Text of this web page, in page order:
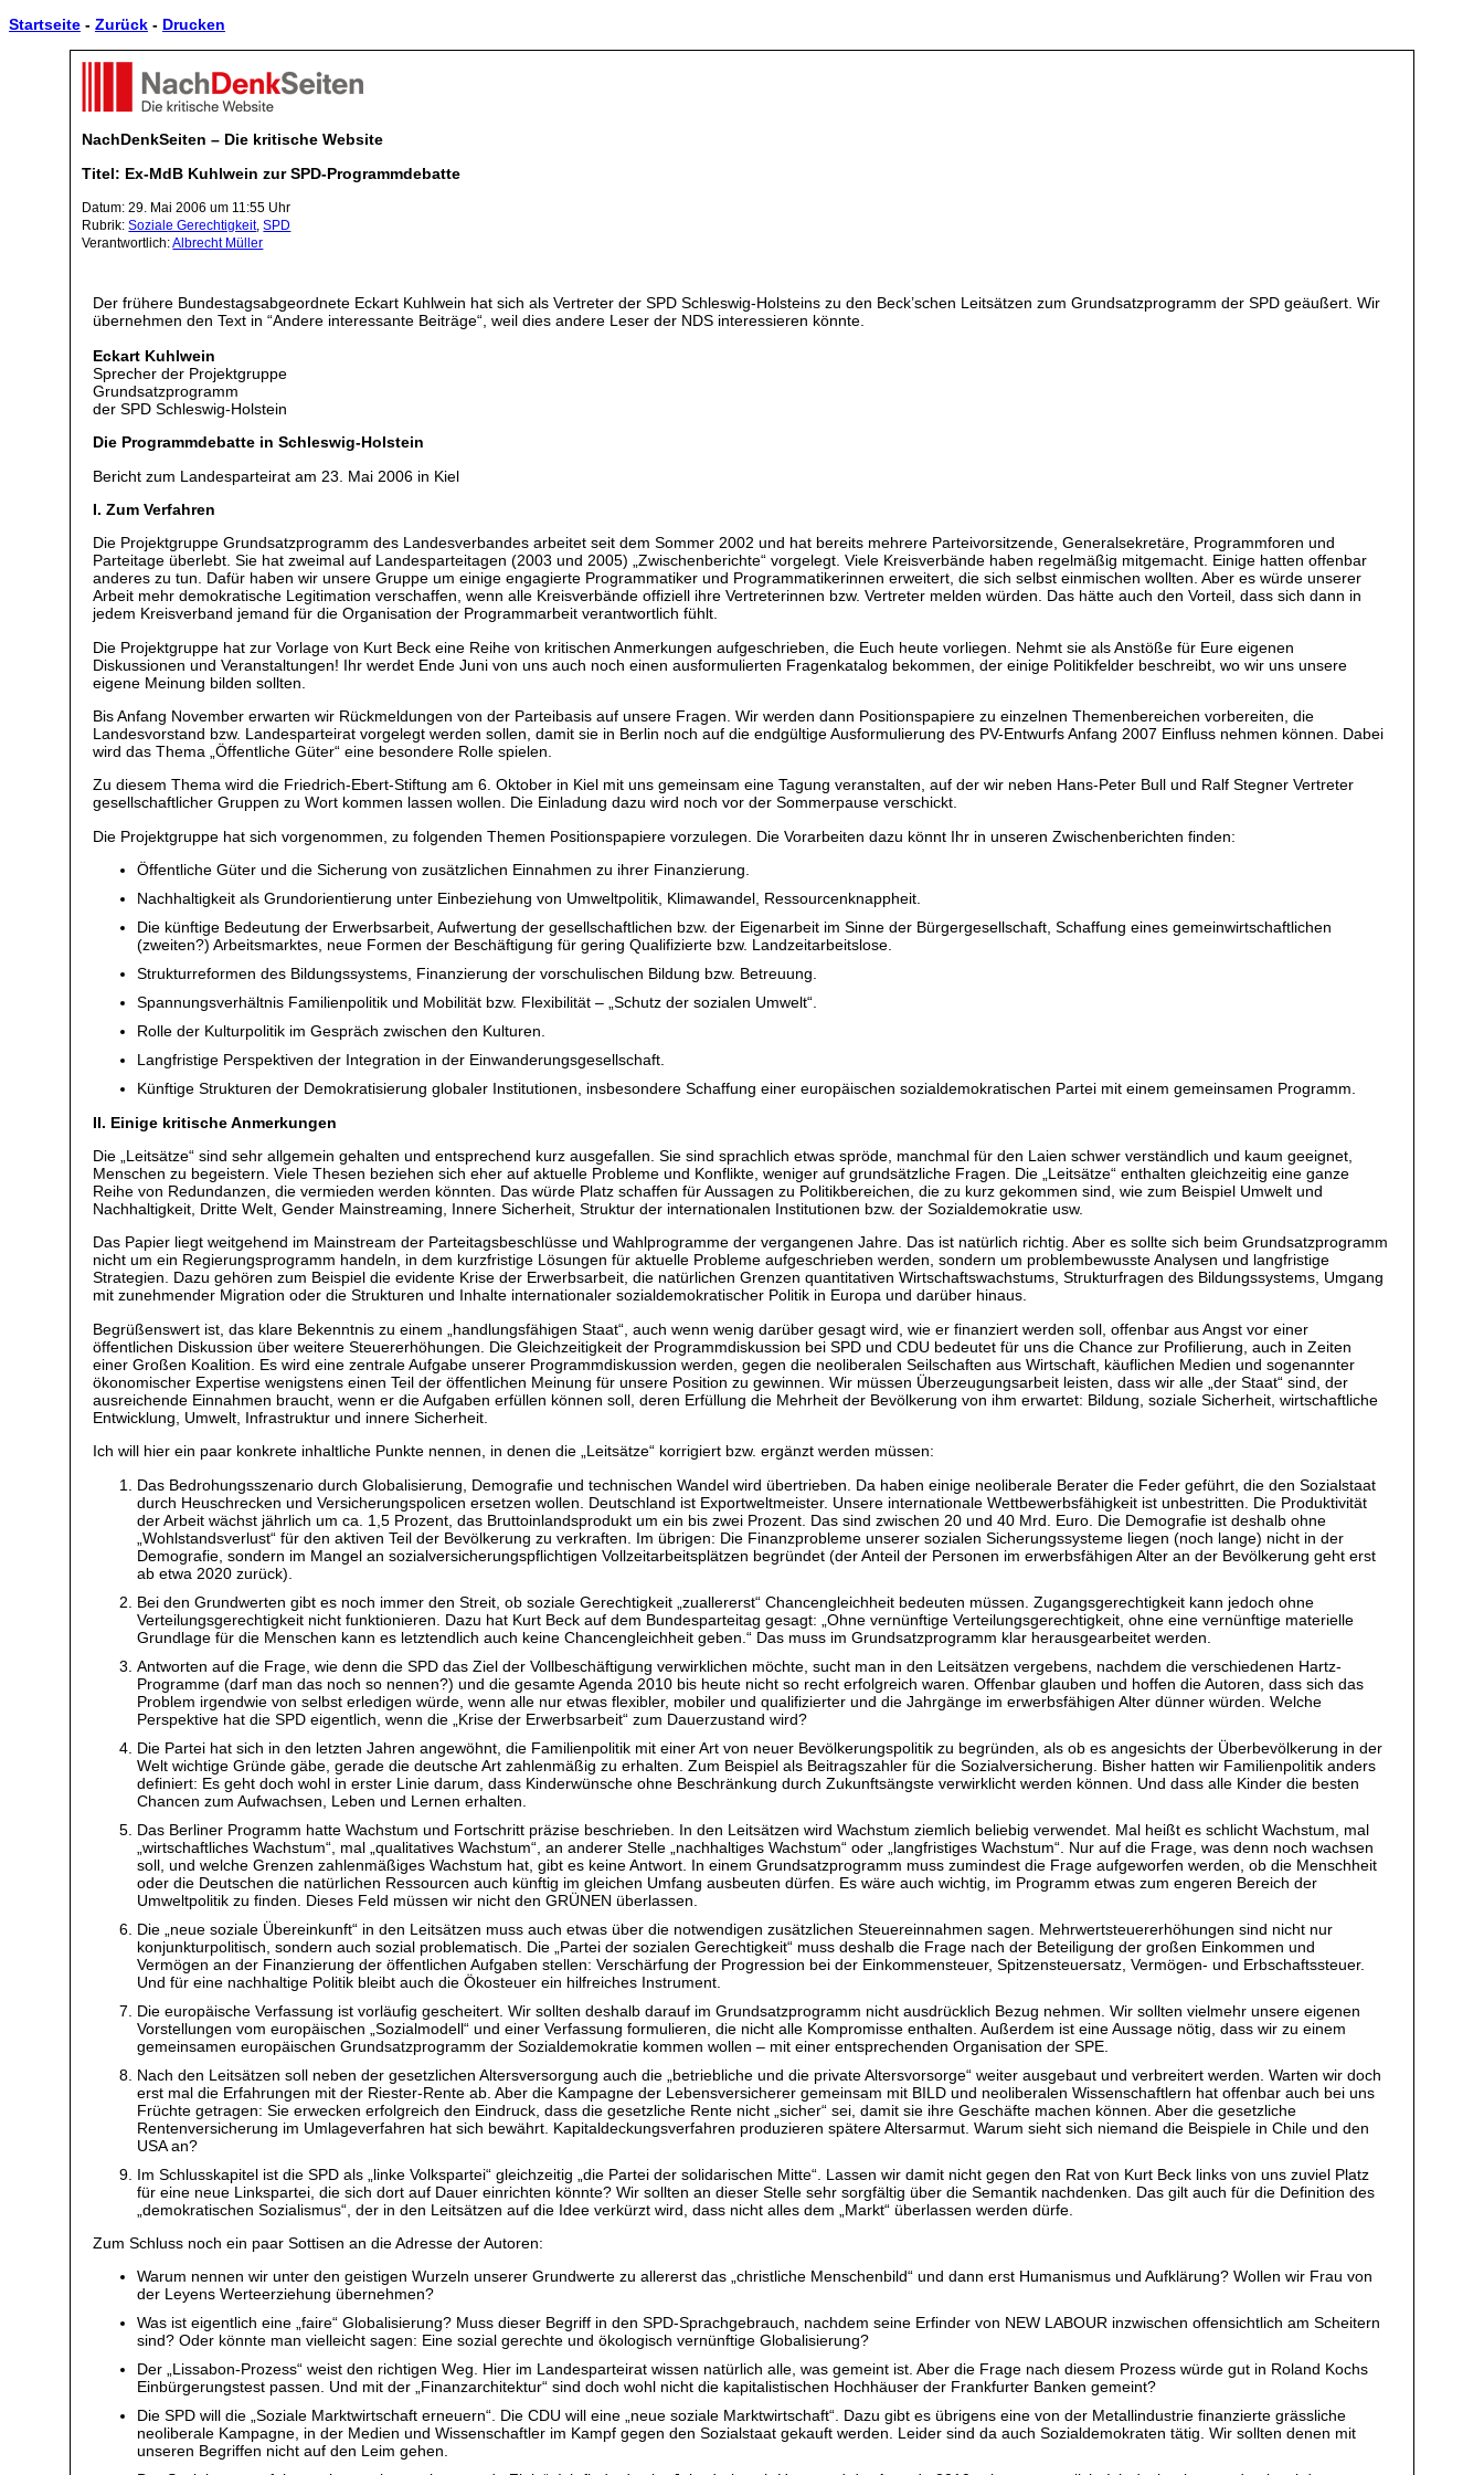
Startseite - Zurück - Drucken
NachDenkSeiten – Die kritische Website
Titel: Ex-MdB Kuhlwein zur SPD-Programmdebatte
Datum: 29. Mai 2006 um 11:55 Uhr
Rubrik:Soziale Gerechtigkeit,SPD
Verantwortlich:Albrecht Müller
Der frühere Bundestagsabgeordnete Eckart Kuhlwein hat sich als Vertreter der SPD Schleswig-Holsteins zu den Beck’schen Leitsätzen zum Grundsatzprogramm der SPD geäußert. Wir
übernehmen den Text in “Andere interessante Beiträge“, weil dies andere Leser der NDS interessieren könnte.
Eckart Kuhlwein
Sprecher der Projektgruppe
Grundsatzprogramm
der SPD Schleswig-Holstein
Die Programmdebatte in Schleswig-Holstein
Bericht zum Landesparteirat am 23. Mai 2006 in Kiel
I. Zum Verfahren
Die Projektgruppe Grundsatzprogramm des Landesverbandes arbeitet seit dem Sommer 2002 und hat bereits mehrere Parteivorsitzende, Generalsekretäre, Programmforen und
Parteitage überlebt. Sie hat zweimal auf Landesparteitagen (2003 und 2005) „Zwischenberichte“ vorgelegt. Viele Kreisverbände haben regelmäßig mitgemacht. Einige hatten offenbar
anderes zu tun. Dafür haben wir unsere Gruppe um einige engagierte Programmatiker und Programmatikerinnen erweitert, die sich selbst einmischen wollten. Aber es würde unserer
Arbeit mehr demokratische Legitimation verschaffen, wenn alle Kreisverbände offiziell ihre Vertreterinnen bzw. Vertreter melden würden. Das hätte auch den Vorteil, dass sich dann in
jedem Kreisverband jemand für die Organisation der Programmarbeit verantwortlich fühlt.
Die Projektgruppe hat zur Vorlage von Kurt Beck eine Reihe von kritischen Anmerkungen aufgeschrieben, die Euch heute vorliegen. Nehmt sie als Anstöße für Eure eigenen
Diskussionen und Veranstaltungen! Ihr werdet Ende Juni von uns auch noch einen ausformulierten Fragenkatalog bekommen, der einige Politikfelder beschreibt, wo wir uns unsere
eigene Meinung bilden sollten.
Bis Anfang November erwarten wir Rückmeldungen von der Parteibasis auf unsere Fragen. Wir werden dann Positionspapiere zu einzelnen Themenbereichen vorbereiten, die
Landesvorstand bzw. Landesparteirat vorgelegt werden sollen, damit sie in Berlin noch auf die endgültige Ausformulierung des PV-Entwurfs Anfang 2007 Einfluss nehmen können. Dabei
wird das Thema „Öffentliche Güter“ eine besondere Rolle spielen.
Zu diesem Thema wird die Friedrich-Ebert-Stiftung am 6. Oktober in Kiel mit uns gemeinsam eine Tagung veranstalten, auf der wir neben Hans-Peter Bull und Ralf Stegner Vertreter
gesellschaftlicher Gruppen zu Wort kommen lassen wollen. Die Einladung dazu wird noch vor der Sommerpause verschickt.
Die Projektgruppe hat sich vorgenommen, zu folgenden Themen Positionspapiere vorzulegen. Die Vorarbeiten dazu könnt Ihr in unseren Zwischenberichten finden:
Öffentliche Güter und die Sicherung von zusätzlichen Einnahmen zu ihrer Finanzierung.
Nachhaltigkeit als Grundorientierung unter Einbeziehung von Umweltpolitik, Klimawandel, Ressourcenknappheit.
Die künftige Bedeutung der Erwerbsarbeit, Aufwertung der gesellschaftlichen bzw. der Eigenarbeit im Sinne der Bürgergesellschaft, Schaffung eines gemeinwirtschaftlichen
(zweiten?) Arbeitsmarktes, neue Formen der Beschäftigung für gering Qualifizierte bzw. Landzeitarbeitslose.
Strukturreformen des Bildungssystems, Finanzierung der vorschulischen Bildung bzw. Betreuung.
Spannungsverhältnis Familienpolitik und Mobilität bzw. Flexibilität – „Schutz der sozialen Umwelt“.
Rolle der Kulturpolitik im Gespräch zwischen den Kulturen.
Langfristige Perspektiven der Integration in der Einwanderungsgesellschaft.
Künftige Strukturen der Demokratisierung globaler Institutionen, insbesondere Schaffung einer europäischen sozialdemokratischen Partei mit einem gemeinsamen Programm.
II. Einige kritische Anmerkungen
Die „Leitsätze“ sind sehr allgemein gehalten und entsprechend kurz ausgefallen. Sie sind sprachlich etwas spröde, manchmal für den Laien schwer verständlich und kaum geeignet,
Menschen zu begeistern. Viele Thesen beziehen sich eher auf aktuelle Probleme und Konflikte, weniger auf grundsätzliche Fragen. Die „Leitsätze“ enthalten gleichzeitig eine ganze
Reihe von Redundanzen, die vermieden werden könnten. Das würde Platz schaffen für Aussagen zu Politikbereichen, die zu kurz gekommen sind, wie zum Beispiel Umwelt und
Nachhaltigkeit, Dritte Welt, Gender Mainstreaming, Innere Sicherheit, Struktur der internationalen Institutionen bzw. der Sozialdemokratie usw.
Das Papier liegt weitgehend im Mainstream der Parteitagsbeschlüsse und Wahlprogramme der vergangenen Jahre. Das ist natürlich richtig. Aber es sollte sich beim Grundsatzprogramm
nicht um ein Regierungsprogramm handeln, in dem kurzfristige Lösungen für aktuelle Probleme aufgeschrieben werden, sondern um problembewusste Analysen und langfristige
Strategien. Dazu gehören zum Beispiel die evidente Krise der Erwerbsarbeit, die natürlichen Grenzen quantitativen Wirtschaftswachstums, Strukturfragen des Bildungssystems, Umgang
mit zunehmender Migration oder die Strukturen und Inhalte internationaler sozialdemokratischer Politik in Europa und darüber hinaus.
Begrüßenswert ist, das klare Bekenntnis zu einem „handlungsfähigen Staat“, auch wenn wenig darüber gesagt wird, wie er finanziert werden soll, offenbar aus Angst vor einer
öffentlichen Diskussion über weitere Steuererhöhungen. Die Gleichzeitigkeit der Programmdiskussion bei SPD und CDU bedeutet für uns die Chance zur Profilierung, auch in Zeiten
einer Großen Koalition. Es wird eine zentrale Aufgabe unserer Programmdiskussion werden, gegen die neoliberalen Seilschaften aus Wirtschaft, käuflichen Medien und sogenannter
ökonomischer Expertise wenigstens einen Teil der öffentlichen Meinung für unsere Position zu gewinnen. Wir müssen Überzeugungsarbeit leisten, dass wir alle „der Staat“ sind, der
ausreichende Einnahmen braucht, wenn er die Aufgaben erfüllen können soll, deren Erfüllung die Mehrheit der Bevölkerung von ihm erwartet: Bildung, soziale Sicherheit, wirtschaftliche
Entwicklung, Umwelt, Infrastruktur und innere Sicherheit.
Ich will hier ein paar konkrete inhaltliche Punkte nennen, in denen die „Leitsätze“ korrigiert bzw. ergänzt werden müssen:
Das Bedrohungsszenario durch Globalisierung, Demografie und technischen Wandel wird übertrieben. Da haben einige neoliberale Berater die Feder geführt, die den Sozialstaat
durch Heuschrecken und Versicherungspolicen ersetzen wollen. Deutschland ist Exportweltmeister. Unsere internationale Wettbewerbsfähigkeit ist unbestritten. Die Produktivität
der Arbeit wächst jährlich um ca. 1,5 Prozent, das Bruttoinlandsprodukt um ein bis zwei Prozent. Das sind zwischen 20 und 40 Mrd. Euro. Die Demografie ist deshalb ohne
„Wohlstandsverlust“ für den aktiven Teil der Bevölkerung zu verkraften. Im übrigen: Die Finanzprobleme unserer sozialen Sicherungssysteme liegen (noch lange) nicht in der
Demografie, sondern im Mangel an sozialversicherungspflichtigen Vollzeitarbeitsplätzen begründet (der Anteil der Personen im erwerbsfähigen Alter an der Bevölkerung geht erst
ab etwa 2020 zurück).
Bei den Grundwerten gibt es noch immer den Streit, ob soziale Gerechtigkeit „zuallererst“ Chancengleichheit bedeuten müssen. Zugangsgerechtigkeit kann jedoch ohne
Verteilungsgerechtigkeit nicht funktionieren. Dazu hat Kurt Beck auf dem Bundesparteitag gesagt: „Ohne vernünftige Verteilungsgerechtigkeit, ohne eine vernünftige materielle
Grundlage für die Menschen kann es letztendlich auch keine Chancengleichheit geben.“ Das muss im Grundsatzprogramm klar herausgearbeitet werden.
Antworten auf die Frage, wie denn die SPD das Ziel der Vollbeschäftigung verwirklichen möchte, sucht man in den Leitsätzen vergebens, nachdem die verschiedenen Hartz-
Programme (darf man das noch so nennen?) und die gesamte Agenda 2010 bis heute nicht so recht erfolgreich waren. Offenbar glauben und hoffen die Autoren, dass sich das
Problem irgendwie von selbst erledigen würde, wenn alle nur etwas flexibler, mobiler und qualifizierter und die Jahrgänge im erwerbsfähigen Alter dünner würden. Welche
Perspektive hat die SPD eigentlich, wenn die „Krise der Erwerbsarbeit“ zum Dauerzustand wird?
Die Partei hat sich in den letzten Jahren angewöhnt, die Familienpolitik mit einer Art von neuer Bevölkerungspolitik zu begründen, als ob es angesichts der Überbevölkerung in der
Welt wichtige Gründe gäbe, gerade die deutsche Art zahlenmäßig zu erhalten. Zum Beispiel als Beitragszahler für die Sozialversicherung. Bisher hatten wir Familienpolitik anders
definiert: Es geht doch wohl in erster Linie darum, dass Kinderwünsche ohne Beschränkung durch Zukunftsängste verwirklicht werden können. Und dass alle Kinder die besten
Chancen zum Aufwachsen, Leben und Lernen erhalten.
Das Berliner Programm hatte Wachstum und Fortschritt präzise beschrieben. In den Leitsätzen wird Wachstum ziemlich beliebig verwendet. Mal heißt es schlicht Wachstum, mal
„wirtschaftliches Wachstum“, mal „qualitatives Wachstum“, an anderer Stelle „nachhaltiges Wachstum“ oder „langfristiges Wachstum“. Nur auf die Frage, was denn noch wachsen
soll, und welche Grenzen zahlenmäßiges Wachstum hat, gibt es keine Antwort. In einem Grundsatzprogramm muss zumindest die Frage aufgeworfen werden, ob die Menschheit
oder die Deutschen die natürlichen Ressourcen auch künftig im gleichen Umfang ausbeuten dürfen. Es wäre auch wichtig, im Programm etwas zum engeren Bereich der
Umweltpolitik zu finden. Dieses Feld müssen wir nicht den GRÜNEN überlassen.
Die „neue soziale Übereinkunft“ in den Leitsätzen muss auch etwas über die notwendigen zusätzlichen Steuereinnahmen sagen. Mehrwertsteuererhöhungen sind nicht nur
konjunkturpolitisch, sondern auch sozial problematisch. Die „Partei der sozialen Gerechtigkeit“ muss deshalb die Frage nach der Beteiligung der großen Einkommen und
Vermögen an der Finanzierung der öffentlichen Aufgaben stellen: Verschärfung der Progression bei der Einkommensteuer, Spitzensteuersatz, Vermögen- und Erbschaftssteuer.
Und für eine nachhaltige Politik bleibt auch die Ökosteuer ein hilfreiches Instrument.
Die europäische Verfassung ist vorläufig gescheitert. Wir sollten deshalb darauf im Grundsatzprogramm nicht ausdrücklich Bezug nehmen. Wir sollten vielmehr unsere eigenen
Vorstellungen vom europäischen „Sozialmodell“ und einer Verfassung formulieren, die nicht alle Kompromisse enthalten. Außerdem ist eine Aussage nötig, dass wir zu einem
gemeinsamen europäischen Grundsatzprogramm der Sozialdemokratie kommen wollen – mit einer entsprechenden Organisation der SPE.
Nach den Leitsätzen soll neben der gesetzlichen Altersversorgung auch die „betriebliche und die private Altersvorsorge“ weiter ausgebaut und verbreitert werden. Warten wir doch
erst mal die Erfahrungen mit der Riester-Rente ab. Aber die Kampagne der Lebensversicherer gemeinsam mit BILD und neoliberalen Wissenschaftlern hat offenbar auch bei uns
Früchte getragen: Sie erwecken erfolgreich den Eindruck, dass die gesetzliche Rente nicht „sicher“ sei, damit sie ihre Geschäfte machen können. Aber die gesetzliche
Rentenversicherung im Umlageverfahren hat sich bewährt. Kapitaldeckungsverfahren produzieren spätere Altersarmut. Warum sieht sich niemand die Beispiele in Chile und den
USA an?
Im Schlusskapitel ist die SPD als „linke Volkspartei“ gleichzeitig „die Partei der solidarischen Mitte“. Lassen wir damit nicht gegen den Rat von Kurt Beck links von uns zuviel Platz
für eine neue Linkspartei, die sich dort auf Dauer einrichten könnte? Wir sollten an dieser Stelle sehr sorgfältig über die Semantik nachdenken. Das gilt auch für die Definition des
„demokratischen Sozialismus“, der in den Leitsätzen auf die Idee verkürzt wird, dass nicht alles dem „Markt“ überlassen werden dürfe.
Zum Schluss noch ein paar Sottisen an die Adresse der Autoren:
Warum nennen wir unter den geistigen Wurzeln unserer Grundwerte zu allererst das „christliche Menschenbild“ und dann erst Humanismus und Aufklärung? Wollen wir Frau von
der Leyens Werteerziehung übernehmen?
Was ist eigentlich eine „faire“ Globalisierung? Muss dieser Begriff in den SPD-Sprachgebrauch, nachdem seine Erfinder von NEW LABOUR inzwischen offensichtlich am Scheitern
sind? Oder könnte man vielleicht sagen: Eine sozial gerechte und ökologisch vernünftige Globalisierung?
Der „Lissabon-Prozess“ weist den richtigen Weg. Hier im Landesparteirat wissen natürlich alle, was gemeint ist. Aber die Frage nach diesem Prozess würde gut in Roland Kochs
Einbürgerungstest passen. Und mit der „Finanzarchitektur“ sind doch wohl nicht die kapitalistischen Hochhäuser der Frankfurter Banken gemeint?
Die SPD will die „Soziale Marktwirtschaft erneuern“. Die CDU will eine „neue soziale Marktwirtschaft“. Dazu gibt es übrigens eine von der Metallindustrie finanzierte grässliche
neoliberale Kampagne, in der Medien und Wissenschaftler im Kampf gegen den Sozialstaat gekauft werden. Leider sind da auch Sozialdemokraten tätig. Wir sollten denen mit
unseren Begriffen nicht auf den Leim gehen.